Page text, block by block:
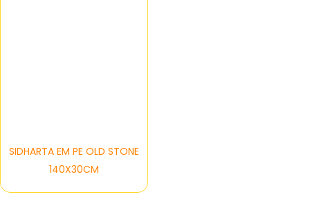
SIDHARTA EM PE OLD STONE
140X30CM